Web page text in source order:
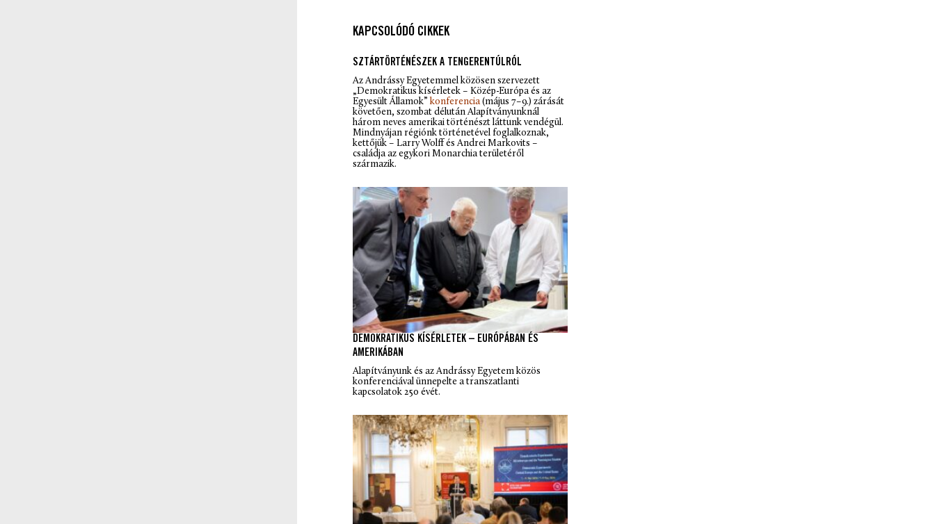
KAPCSOLÓDÓ CIKKEK
SZTÁRTÖRTÉNÉSZEK A TENGERENTÚLRÓL
Az Andrássy Egyetemmel közösen szervezett
„Demokratikus kísérletek – Közép-Európa és az
Egyesült Államok” konferencia(május 7–9.) zárását
követően, szombat délután Alapítványunknál
három neves amerikai történészt láttunk vendégül.
Mindnyájan régiónk történetével foglalkoznak,
kettőjük – Larry Wolff és Andrei Markovits –
családja az egykori Monarchia területéről
származik.
DEMOKRATIKUS KÍSÉRLETEK – EURÓPÁBAN ÉS
AMERIKÁBAN
Alapítványunk és az Andrássy Egyetem közös
konferenciával ünnepelte a transzatlanti
kapcsolatok 250 évét.